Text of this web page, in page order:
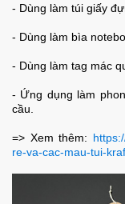
- Dùng làm túi giấy
- Dùng làm bìa
- Dùng làm tag mác
- Ứng dụng làm
cầu.
=> Xem thêm:
re-va-cac-mau-tui-